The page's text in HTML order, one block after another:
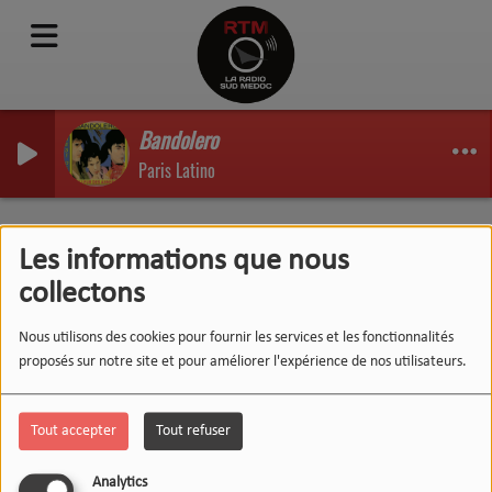
Les informations que nous
collectons
Nous utilisons des cookies pour fournir les services et les fonctionnalités
proposés sur notre site et pour améliorer l'expérience de nos utilisateurs.
Tout accepter Tout refuser
Analytics
Bandolero
Paris Latino
La Matinale : Emission du
08/03/22